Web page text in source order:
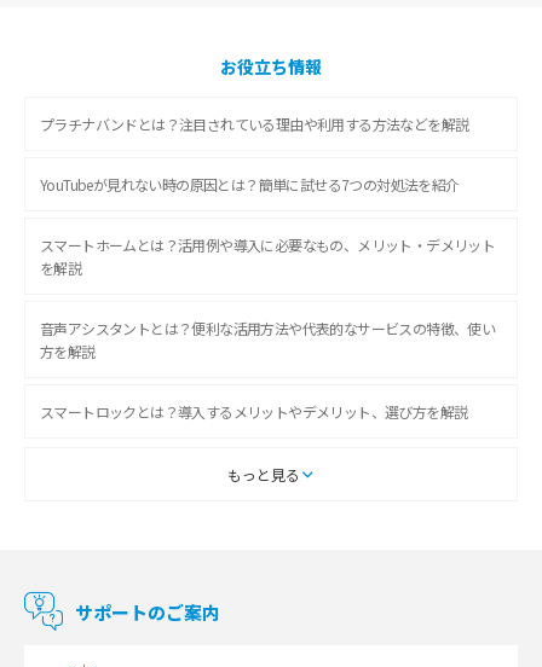
お役立ち情報
プラチナバンドとは？注目されている理由や利用する方法などを解説
YouTubeが見れない時の原因とは？簡単に試せる7つの対処法を紹介
スマートホームとは？活用例や導入に必要なもの、メリット・デメリット
を解説
音声アシスタントとは？便利な活用方法や代表的なサービスの特徴、使い
方を解説
スマートロックとは？導入するメリットやデメリット、選び方を解説
スマートテレビとは？特徴や選び方、使い方をわかりやすく解説
マンションで使えるWi-Fiは？種類ごとの特徴や選び方を紹介
もっと見る
サポートのご案内